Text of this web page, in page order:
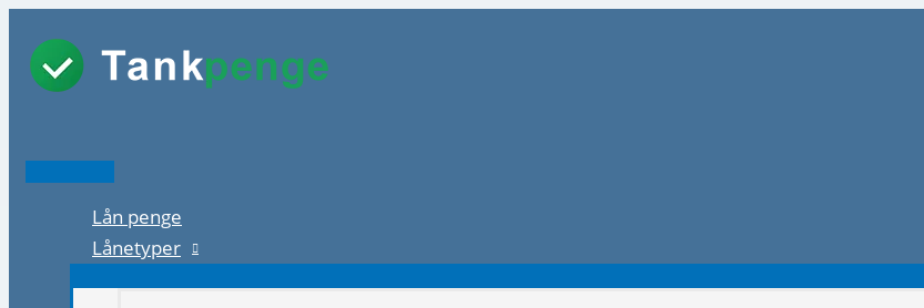
indholdet
Hovedmenu
Lån penge
Lånetyper